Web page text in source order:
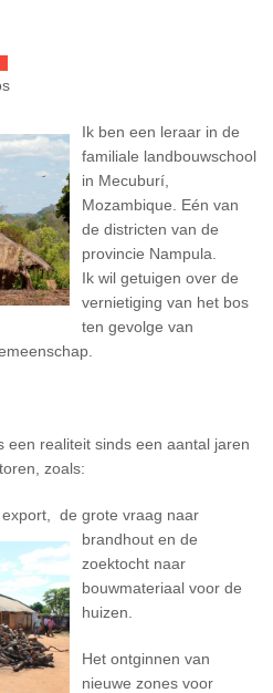
Ik ben een leraar in de
familiale landbouwschool
in Mecuburí,
Mozambique. Eén van
de districten van de
provincie Nampula.
Ik wil getuigen over de
vernietiging van het bos
ten gevolge van
een realiteit sinds een aantal jaren
zoals:
de grote vraag naar
brandhout en de
zoektocht naar
bouwmateriaal voor de
huizen.
Het ontginnen van
nieuwe zones voor